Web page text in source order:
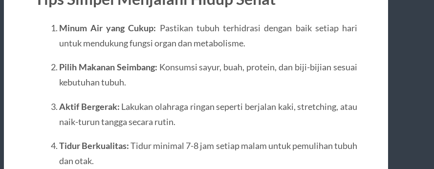
Minum Air yang Cukup: Pastikan tubuh terhidrasi dengan baik setiap hari
untuk mendukung fungsi organ dan metabolisme.
Pilih Makanan Seimbang: Konsumsi sayur, buah, protein, dan biji-bijian sesuai
kebutuhan tubuh.
Aktif Bergerak: Lakukan olahraga ringan seperti berjalan kaki, stretching, atau
naik-turun tangga secara rutin.
Tidur Berkualitas:Tidur minimal 7-8 jam setiap malam untuk pemulihan tubuh
dan otak.